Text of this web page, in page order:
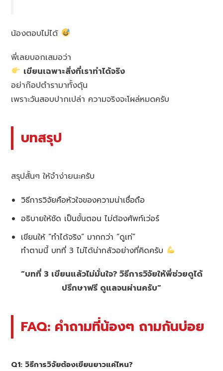
น้องตอบไม่ได้
พี่เลยบอกเสมอว่า
เขียนเฉพาะสิ่งที่เราทำได้จริง
อย่าก๊อปตำรามาทั้งดุ้น
เพราะวันสอบปากเปล่า ความจริงจะโผล่หมดครับ
บทสรุป
สรุปสั้นๆ ให้จำง่ายนะครับ
วิธีการวิจัยคือหัวใจของความน่าเชื่อถือ
อธิบายให้ชัด เป็นขั้นตอน ไม่ต้องศัพท์เว่อร์
เขียนให้ “ทำได้จริง” มากกว่า “ดูเท่”
ทำตามนี้ บทที่ 3 ไม่ได้น่ากลัวอย่างที่คิดครับ
“บทที่ 3 เขียนแล้วไม่มั่นใจ? วิธีการวิจัยให้พี่ช่วยดูได้
ปรึกษาฟรี ดูแลจนผ่านครับ”
FAQ: คำถามที่น้องๆ ถามกันบ่อย
Q1: วิธีการวิจัยต้องเขียนยาวแค่ไหน?